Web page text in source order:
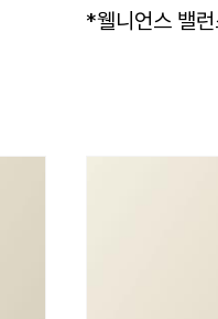
*웰니언스 밸